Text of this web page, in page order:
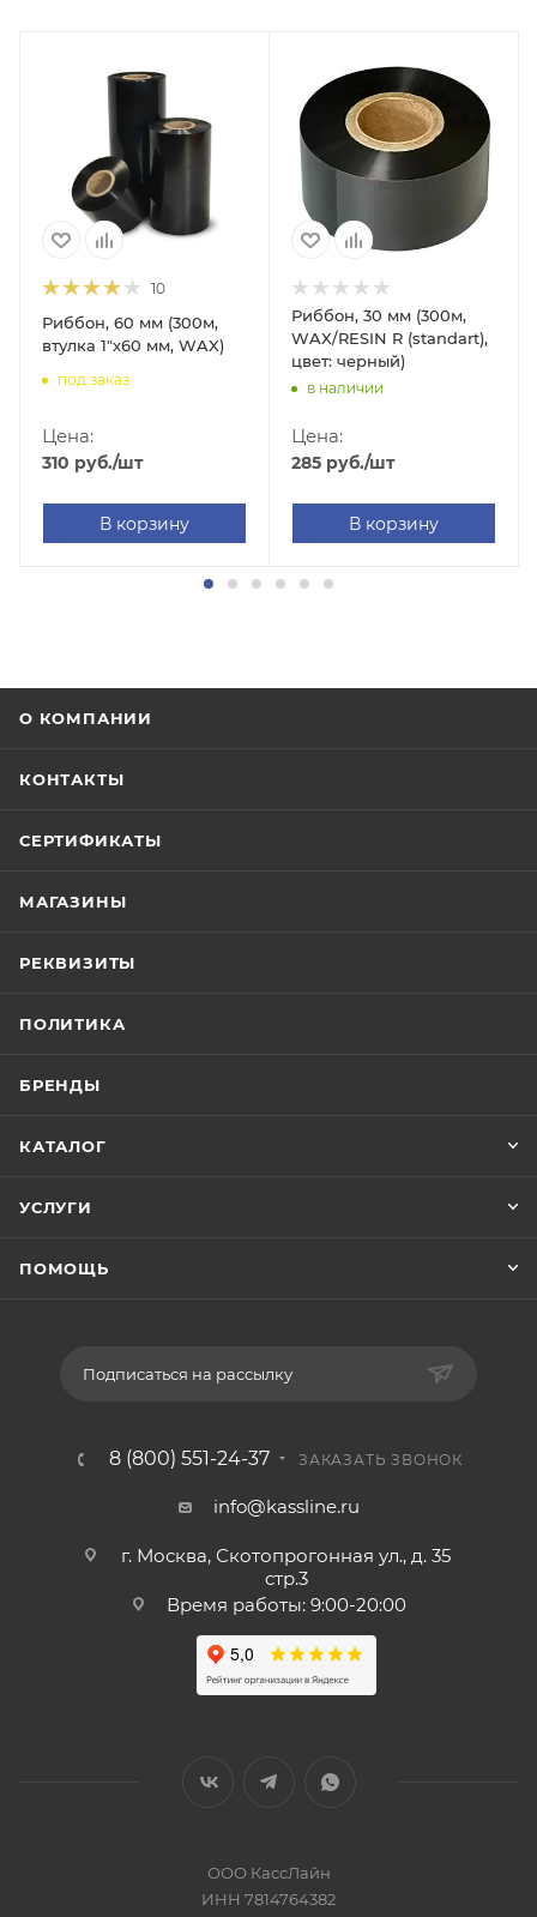
10
Риббон, 60 мм (300м,
втулка 1"х60 мм, WAX)
под заказ
Цена:
310 руб./шт
В корзину
Риббон, 30 мм (300м,
WAX/RESIN R (standart),
цвет: черный)
в наличии
Цена:
285 руб./шт
В корзину
О КОМПАНИИ
КОНТАКТЫ
СЕРТИФИКАТЫ
МАГАЗИНЫ
РЕКВИЗИТЫ
ПОЛИТИКА
БРЕНДЫ
КАТАЛОГ
УСЛУГИ
ПОМОЩЬ
Подписаться на рассылку
8 (800) 551-24-37 ЗАКАЗАТЬ ЗВОНОК
info@kassline.ru
г. Москва, Скотопрогонная ул., д. 35
стр.3
Время работы: 9:00-20:00
ООО КассЛайн
ИНН 7814764382